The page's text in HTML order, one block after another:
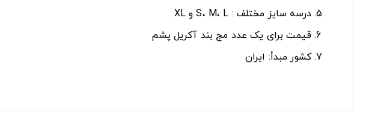
درسه سایز مختلف : S، M، L و XL
قیمت برای یک عدد مج بند آکریل پشم
کشور مبدأ: ایران